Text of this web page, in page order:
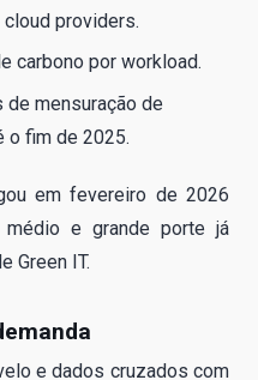
providers.
carbono por workload.
de mensuração de
o fim de 2025.
em fevereiro de 2026
e grande porte já
Green IT.
e dados cruzados com